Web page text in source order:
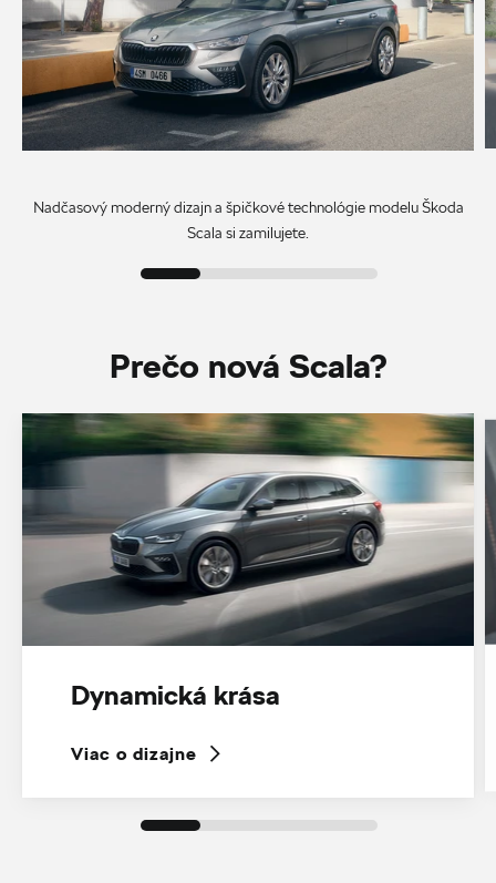
Nadčasový moderný dizajn a špičkové technológie modelu Škoda
Scala si zamilujete.
Prečo nová Scala?
Dynamická krása
Viac o dizajne